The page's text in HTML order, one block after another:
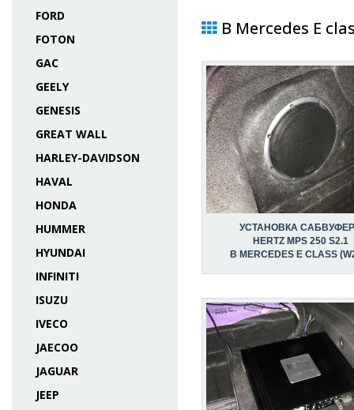
FORD
FOTON
GAC
GEELY
GENESIS
GREAT WALL
HARLEY-DAVIDSON
HAVAL
HONDA
HUMMER
HYUNDAI
INFINITI
ISUZU
IVECO
JAECOO
JAGUAR
JEEP
В Mercedes E
УСТАНОВКА
HERTZ MPS 250 S2.1
В MERCEDES E CLASS